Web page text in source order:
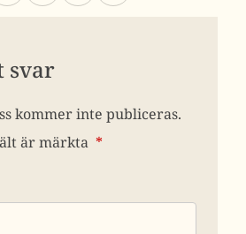
svar
kommer inte publiceras.
är märkta *